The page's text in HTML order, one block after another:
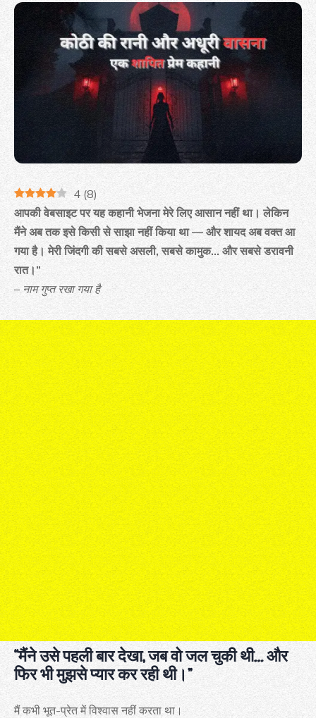
4 (8)
आपकी वेबसाइट पर यह कहानी भेजना मेरे लिए आसान नहीं था। लेकिन
मैंने अब तक इसे किसी से साझा नहीं किया था — और शायद अब वक्त आ
गया है। मेरी जिंदगी की सबसे असली, सबसे कामुक… और सबसे डरावनी
रात।”
– नाम गुप्त रखा गया है
“मैंने उसे पहली बार देखा, जब वो जल चुकी थी… और
फिर भी मुझसे प्यार कर रही थी।”
मैं कभी भूत-प्रेत में विश्वास नहीं करता था।